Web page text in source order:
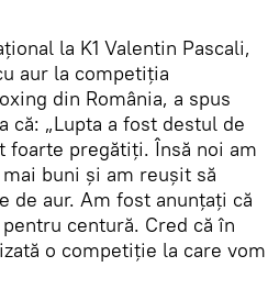
la K1 Valentin Pascali,
aur la competiția
din România, a spus
că: „Lupta a fost destul de
foarte pregătiți. Însă noi am
buni și am reușit să
de aur. Am fost anunțați că
centură. Cred că în
o competiție la care vom